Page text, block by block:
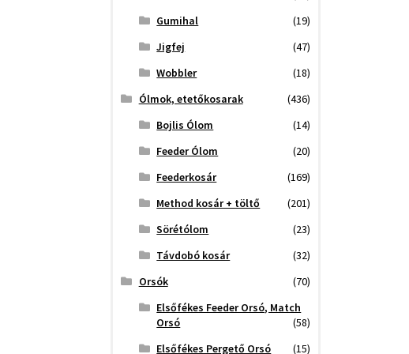
Gumihal
(19)
Jigfej
(47)
Wobbler
(18)
Ólmok, etetőkosarak
(436)
Bojlis Ólom
(14)
Feeder Ólom
(20)
Feederkosár
(169)
Method kosár + töltő
(201)
Sörétólom
(23)
Távdobó kosár
(32)
Orsók
(70)
Elsőfékes Feeder Orsó, Match
Orsó
(58)
Elsőfékes Pergető Orsó
(15)